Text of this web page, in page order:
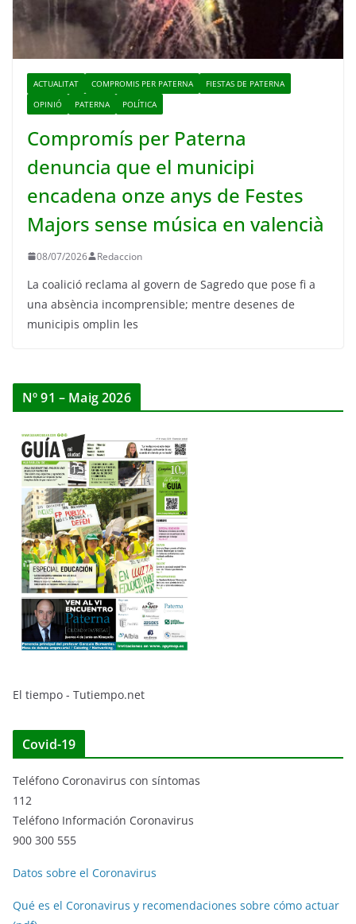
ACTUALITAT COMPROMIS PER PATERNA
FIESTAS DE PATERNA
OPINIÓ
PATERNA POLÍTICA
Compromís per Paterna
denuncia que el municipi
encadena onze anys de Festes
Majors sense música en valencià
08/07/2026 Redaccion
La coalició reclama al govern de Sagredo que pose fi a
una absència incomprensible; mentre desenes de
municipis omplin les
Nº 91 – Maig 2026
El tiempo - Tutiempo.net
Covid-19
Teléfono Coronavirus con síntomas
112
Teléfono Información Coronavirus
900 300 555
Datos sobre el Coronavirus
Qué es el Coronavirus y recomendaciones sobre cómo actuar